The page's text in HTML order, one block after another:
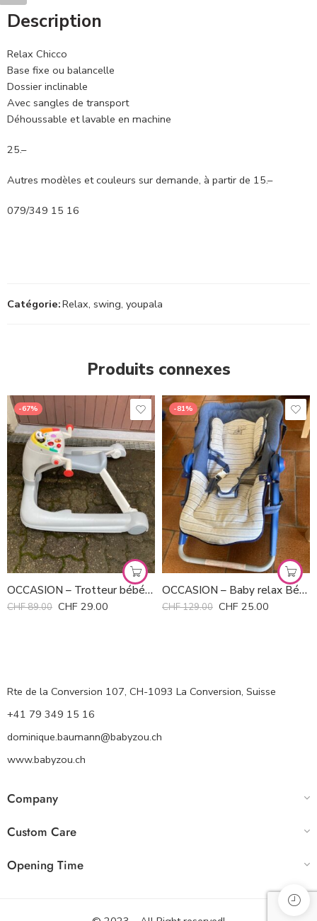
Description
Relax Chicco
Base fixe ou balancelle
Dossier inclinable
Avec sangles de transport
Déhoussable et lavable en machine
25.–
Autres modèles et couleurs sur demande, à partir de 15.–
079/349 15 16
Catégorie:Relax, swing, youpala
Produits connexes
-67%
OCCASION – Trotteur bébé assis ou debout
CHF89.00 CHF 29.00
-81%
OCCASION – Baby relax Bébé Confort
CHF129.00 CHF 25.00
Rte de la Conversion 107, CH-1093 La Conversion, Suisse
+41 79 349 15 16
dominique.baumann@babyzou.ch
www.babyzou.ch
Company
Custom Care
Opening Time